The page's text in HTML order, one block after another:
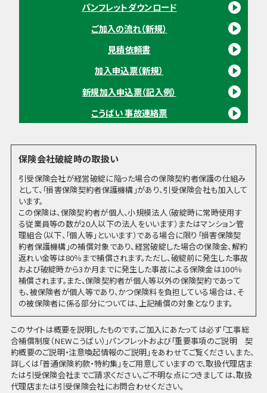
パンフレットダウンロード
ご加入の流れ（新規）
見積依頼書
加入申込票（新規）
新規加入申込票（記入例）
こうばい 事故連絡票
保険会社破綻時の取扱い
引受保険会社が経営破綻に陥った場合の保険契約者保護の仕組み
として、「損害保険契約者保護機構」があり、引受保険会社も加入して
います。
この保険は、保険契約者が個人、小規模法人（破綻時に常時使用す
る従業員等の数が20人以下の法人をいいます）またはマンション管
理組合（以下、「個人等」といいます）である場合に限り「損害保険契
約者保護機構」の補償対象であり、経営破綻した場合の保険金、解約
返れい金等は80％まで補償されます。ただし、破綻前に発生した事故
および破綻時から3か月までに発生した事故による保険金は100％
補償されます。また、保険契約者が個人等以外の保険契約であって
も、被保険者が個人等であり、かつ保険料を負担している場合は、そ
の被保険者に係る部分については、上記補償の対象となります。
このサイトは概要を説明したものです。ご加入にあたっては必ず「工事総
合補償制度（NEWこうばい）」パンフレットおよび「重要事項のご説明 契
約概要のご説明・注意喚起情報のご説明」をあわせてご覧ください。また、
詳しくは「普通保険約款・特約集」をご用意していますので、取扱代理店ま
たは引受保険会社までご請求ください。ご不明な点につきましては、取扱
代理店または引受保険会社にお問合わせください。